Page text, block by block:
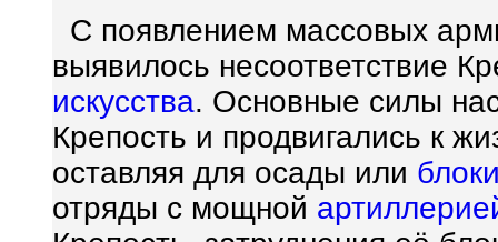
С появлением массовых
выявилось несоответствие
искусства. Основные силы
Крепость и продвигались к
оставляя для осады или
отряды с мощной